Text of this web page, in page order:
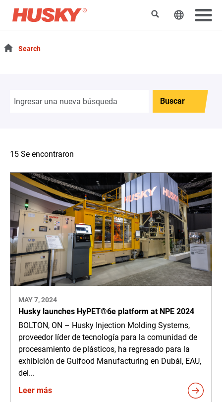
BuscarCambiar
Search
Buscar
15 Se encontraron
MAY 7, 2024
Husky launches HyPET®6e platform at NPE 2024
BOLTON, ON – Husky Injection Molding Systems,
proveedor líder de tecnología para la comunidad de
procesamiento de plásticos, ha regresado para la
exhibición de Gulfood Manufacturing en Dubái, EAU,
del...
Leer más